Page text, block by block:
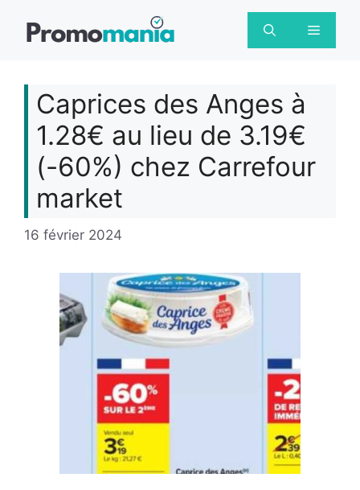
Menu
Caprices des Anges à
1.28€ au lieu de 3.19€
(-60%) chez Carrefour
market
16 février 2024